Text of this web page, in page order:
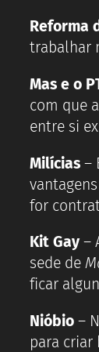
Reforma
trabalhar
Mas e o
com que
entre si
Milícias –
for
Kit Gay–
sede de
ficar
Nióbio –
para criar